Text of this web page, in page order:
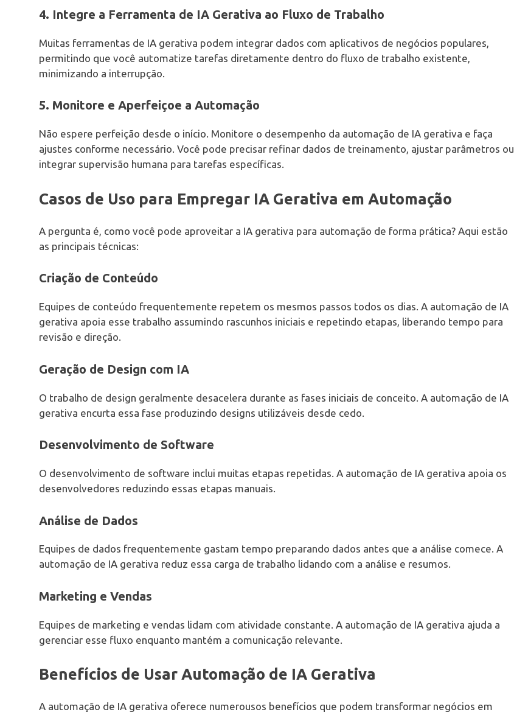
4. Integre a Ferramenta de IA Gerativa ao Fluxo de Trabalho
Muitas ferramentas de IA gerativa podem integrar dados com aplicativos de negócios populares,
permitindo que você automatize tarefas diretamente dentro do fluxo de trabalho existente,
minimizando a interrupção.
5. Monitore e Aperfeiçoe a Automação
Não espere perfeição desde o início. Monitore o desempenho da automação de IA gerativa e faça
ajustes conforme necessário. Você pode precisar refinar dados de treinamento, ajustar parâmetros ou
integrar supervisão humana para tarefas específicas.
Casos de Uso para Empregar IA Gerativa em Automação
A pergunta é, como você pode aproveitar a IA gerativa para automação de forma prática? Aqui estão
as principais técnicas:
Criação de Conteúdo
Equipes de conteúdo frequentemente repetem os mesmos passos todos os dias. A automação de IA
gerativa apoia esse trabalho assumindo rascunhos iniciais e repetindo etapas, liberando tempo para
revisão e direção.
Geração de Design com IA
O trabalho de design geralmente desacelera durante as fases iniciais de conceito. A automação de IA
gerativa encurta essa fase produzindo designs utilizáveis desde cedo.
Desenvolvimento de Software
O desenvolvimento de software inclui muitas etapas repetidas. A automação de IA gerativa apoia os
desenvolvedores reduzindo essas etapas manuais.
Análise de Dados
Equipes de dados frequentemente gastam tempo preparando dados antes que a análise comece. A
automação de IA gerativa reduz essa carga de trabalho lidando com a análise e resumos.
Marketing e Vendas
Equipes de marketing e vendas lidam com atividade constante. A automação de IA gerativa ajuda a
gerenciar esse fluxo enquanto mantém a comunicação relevante.
Benefícios de Usar Automação de IA Gerativa
A automação de IA gerativa oferece numerousos benefícios que podem transformar negócios em